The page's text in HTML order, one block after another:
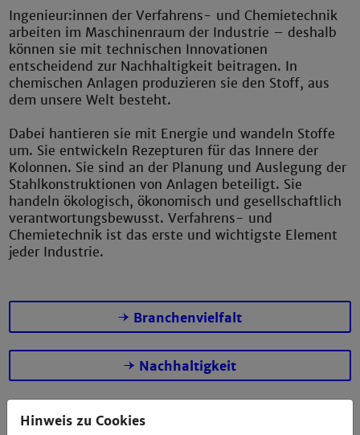
Ingenieur:innen der Verfahrens- und Chemietechnik
arbeiten im Maschinenraum der Industrie – deshalb
können sie mit technischen Innovationen
entscheidend zur Nachhaltigkeit beitragen. In
chemischen Anlagen produzieren sie den Stoff, aus
dem unsere Welt besteht.
Dabei hantieren sie mit Energie und wandeln Stoffe
um. Sie entwickeln Rezepturen für das Innere der
Kolonnen. Sie sind an der Planung und Auslegung der
Stahlkonstruktionen von Anlagen beteiligt. Sie
handeln ökologisch, ökonomisch und gesellschaftlich
verantwortungsbewusst. Verfahrens- und
Chemietechnik ist das erste und wichtigste Element
jeder Industrie.
Branchenvielfalt
Nachhaltigkeit
Hinweis zu Cookies